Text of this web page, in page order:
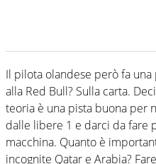
Il pilota olandese però fa una
alla Red Bull? Sulla carta.
teoria è una pista buona per
dalle libere 1 e darci da fare
macchina. Quanto è
incognite Qatar e Arabia?